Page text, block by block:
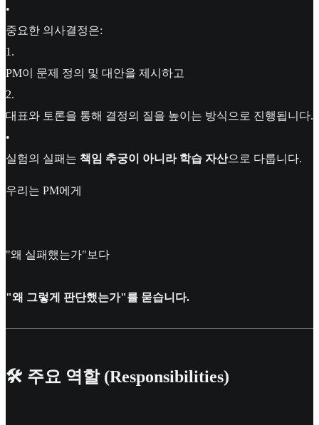
•
중요한 의사결정은:
1 .
PM이 문제 정의 및 대안을 제시하고
2.
대표와 토론을 통해 결정의 질을 높이는 방식으로 진행됩니다.
•
실험의 실패는 책임 추궁이 아니라 학습 자산으로 다룹니다.
우리는 PM에게
"왜 실패했는가"보다
"왜 그렇게 판단했는가"를 묻습니다.
🛠 주요 역할 (Responsibilities)